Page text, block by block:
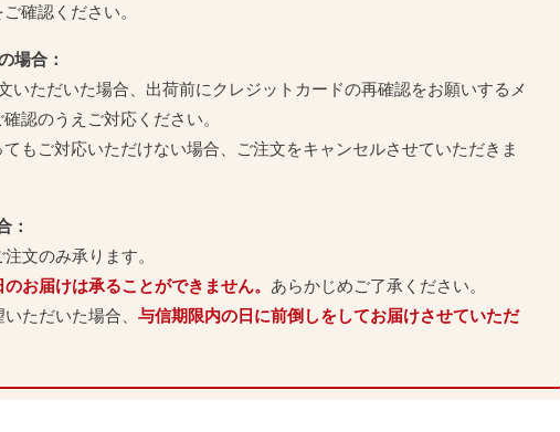
ご確認ください。
場合：
いただいた場合、出荷前にクレジットカードの再確認をお願いするメ
認のうえご対応ください。
もご対応いただけない場合、ご注文をキャンセルさせていただきま
：
注文のみ承ります。
お届けは承ることができません。 あらかじめご了承ください。
ただいた場合、 与信期限内の日に前倒しをしてお届けさせていただ